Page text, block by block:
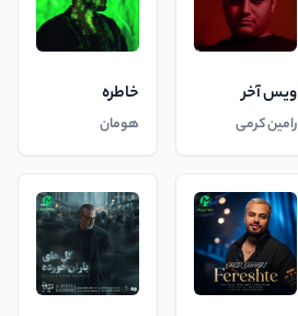
ویس آخر
رامین کرمی
خاطره
هومان